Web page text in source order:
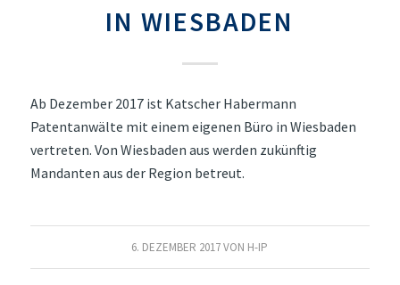
IN WIESBADEN
Ab Dezember 2017 ist Katscher Habermann
Patentanwälte mit einem eigenen Büro in Wiesbaden
vertreten. Von Wiesbaden aus werden zukünftig
Mandanten aus der Region betreut.
6. DEZEMBER 2017 VON H-IP